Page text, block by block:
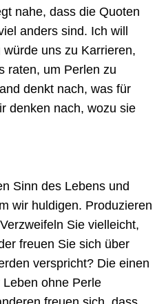
nahe, dass die Quoten
anders sind. Ich will
uns zu Karrieren,
raten, um Perlen zu
denkt nach, was für
denken nach, wozu sie
Sinn des Lebens und
wir huldigen. Produzieren
Sie vielleicht,
freuen Sie sich über
verspricht? Die einen
ohne Perle